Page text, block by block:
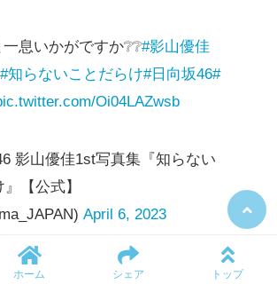
息いかがですか❔❔#影山優佳
#知らないことだらけ#日向坂46#
Oi04LAZwsb
影山優佳1st写真集『知らない
【公式】
April 6, 2023
ホーム シェア トップ